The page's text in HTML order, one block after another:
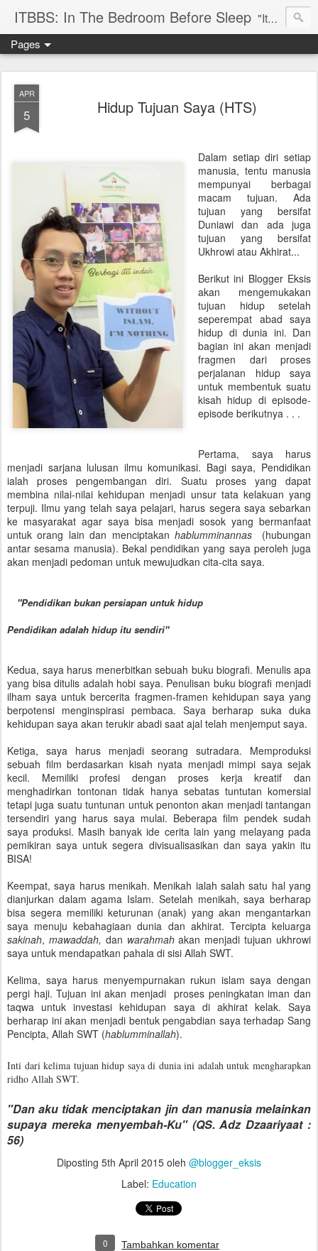
ITBBS: In The Bedroom Before Sleep "Its my life to be exist in the world"
Pages
APR
5 Hidup Tujuan Saya (HTS)
Dalam setiap diri setiap
manusia, tentu manusia
mempunyai berbagai
macam tujuan. Ada
tujuan yang bersifat
Duniawi dan ada juga
tujuan yang bersifat
Ukhrowi atau Akhirat...
Berikut ini Blogger Eksis
akan mengemukakan
tujuan hidup setelah
seperempat abad saya
hidup di dunia ini. Dan
bagian ini akan menjadi
fragmen dari proses
perjalanan hidup saya
untuk membentuk suatu
kisah hidup di episode-
episode berikutnya . . .
Pertama, saya harus
menjadi sarjana lulusan ilmu komunikasi. Bagi saya, Pendidikan
ialah proses pengembangan diri. Suatu proses yang dapat
membina nilai-nilai kehidupan menjadi unsur tata kelakuan yang
terpuji. Ilmu yang telah saya pelajari, harus segera saya sebarkan
ke masyarakat agar saya bisa menjadi sosok yang bermanfaat
untuk orang lain dan menciptakan hablumminannas
(hubungan
antar sesama manusia). Bekal pendidikan yang saya peroleh juga
akan menjadi pedoman untuk mewujudkan cita-cita saya.
"Pendidikan bukan persiapan untuk hidup
Pendidikan adalah hidup itu sendiri"
Kedua, saya harus menerbitkan sebuah buku biografi. Menulis apa
yang bisa ditulis adalah hobi saya. Penulisan buku biografi menjadi
ilham saya untuk bercerita fragmen-framen kehidupan saya yang
berpotensi menginspirasi pembaca. Saya berharap suka duka
kehidupan saya akan terukir abadi saat ajal telah menjemput saya.
Ketiga, saya harus menjadi seorang sutradara. Memproduksi
sebuah film berdasarkan kisah nyata menjadi mimpi saya sejak
kecil. Memiliki profesi dengan proses kerja kreatif dan
menghadirkan tontonan tidak hanya sebatas tuntutan komersial
tetapi juga suatu tuntunan untuk penonton akan menjadi tantangan
tersendiri yang harus saya mulai. Beberapa film pendek sudah
saya produksi. Masih banyak ide cerita lain yang melayang pada
pemikiran saya untuk segera divisualisasikan dan saya yakin itu
BISA!
Keempat, saya harus menikah. Menikah ialah salah satu hal yang
dianjurkan dalam agama Islam. Setelah menikah, saya berharap
bisa segera memiliki keturunan (anak) yang akan mengantarkan
saya menuju kebahagiaan dunia dan akhirat. Tercipta keluarga
sakinah, mawaddah, dan warahmahakan menjadi tujuan ukhrowi
saya untuk mendapatkan pahala di sisi Allah SWT.
Kelima, saya harus menyempurnakan rukun islam saya dengan
pergi haji. Tujuan ini akan menjadi proses peningkatan iman dan
taqwa untuk investasi kehidupan saya di akhirat kelak. Saya
berharap ini akan menjadi bentuk pengabdian saya terhadap Sang
Pencipta, Allah SWT (hablumminallah).
Inti dari kelima tujuan hidup saya di dunia ini adalah untuk mengharapkan
ridho Allah SWT.
"Dan aku tidak menciptakan jin dan manusia melainkan
supaya mereka menyembah-Ku" (QS. Adz Dzaariyaat :
56)
Diposting 5th April 2015 oleh @blogger_eksis
Label: Education
0 Tambahkan komentar